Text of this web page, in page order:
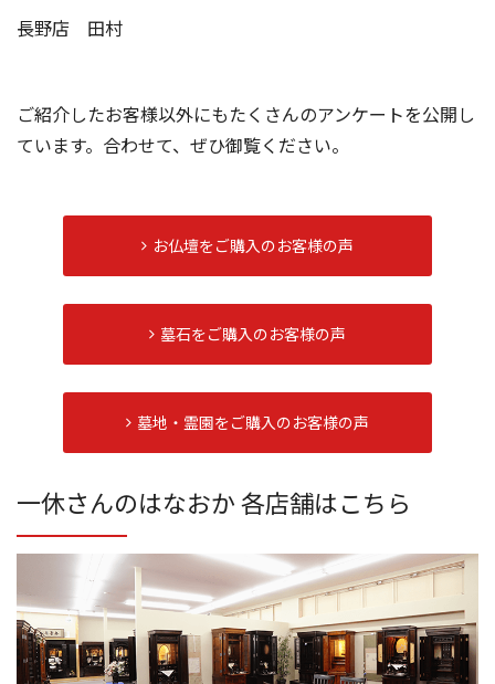
長野店 田村
ご紹介したお客様以外にもたくさんのアンケートを公開し
ています。合わせて、ぜひ御覧ください。
お仏壇をご購入のお客様の声
墓石をご購入のお客様の声
墓地・霊園をご購入のお客様の声
一休さんのはなおか 各店舗はこちら